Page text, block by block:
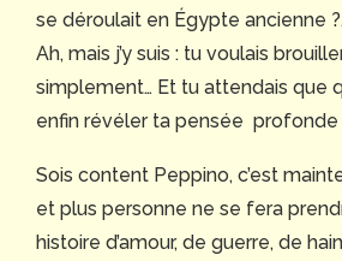
se déroulait en Égypte ancienne
Ah, mais j’y suis : tu voulais
simplement… Et tu attendais que
enfin révéler ta pensée profonde
Sois content Peppino, c’est
et plus personne ne se fera
histoire d’amour, de guerre, de